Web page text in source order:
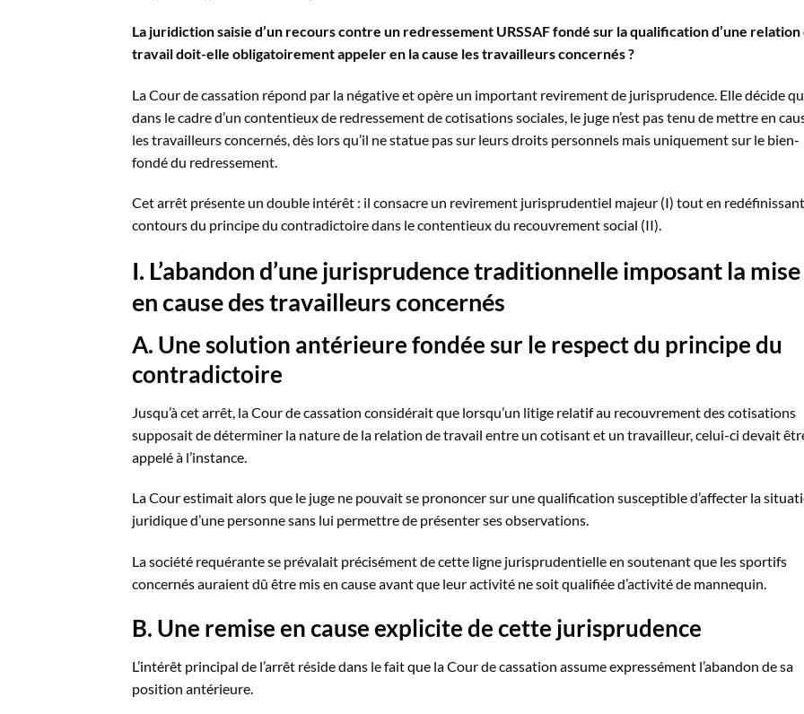
La juridiction saisie d’un recours contre un redressement URSSAF fondé sur la qualification d’une relation
travail doit-elle obligatoirement appeler en la cause les travailleurs concernés ?
La Cour de cassation répond par la négative et opère un important revirement de jurisprudence. Elle décide
dans le cadre d’un contentieux de redressement de cotisations sociales, le juge n’est pas tenu de mettre en
les travailleurs concernés, dès lors qu’il ne statue pas sur leurs droits personnels mais uniquement sur le bien-
fondé du redressement.
Cet arrêt présente un double intérêt : il consacre un revirement jurisprudentiel majeur (I) tout en
contours du principe du contradictoire dans le contentieux du recouvrement social (II).
I. L’abandon d’une jurisprudence traditionnelle imposant la mise
en cause des travailleurs concernés
A. Une solution antérieure fondée sur le respect du principe du
contradictoire
Jusqu’à cet arrêt, la Cour de cassation considérait que lorsqu’un litige relatif au recouvrement des cotisations
supposait de déterminer la nature de la relation de travail entre un cotisant et un travailleur, celui-ci devait
appelé à l’instance.
La Cour estimait alors que le juge ne pouvait se prononcer sur une qualification susceptible d’affecter la
juridique d’une personne sans lui permettre de présenter ses observations.
La société requérante se prévalait précisément de cette ligne jurisprudentielle en soutenant que les sportifs
concernés auraient dû être mis en cause avant que leur activité ne soit qualifiée d’activité de mannequin.
B. Une remise en cause explicite de cette jurisprudence
L’intérêt principal de l’arrêt réside dans le fait que la Cour de cassation assume expressément l’abandon de sa
position antérieure.